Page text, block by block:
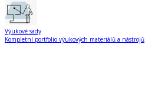
Výukové sady
Kompletní portfolio výukových materiálů a nástrojů